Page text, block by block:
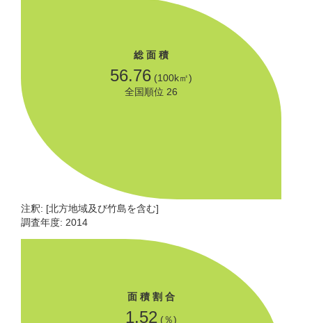
総 面 積
56.76 (100k㎡)
全国順位 26
注釈: [北方地域及び竹島を含む]
調査年度: 2014
面 積 割 合
1.52 (％)